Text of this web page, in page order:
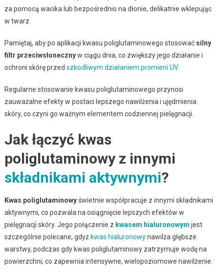
za pomocą wacika lub bezpośrednio na dłonie, delikatnie wklepując
w twarz.
Pamiętaj, aby po aplikacji kwasu poliglutaminowego stosować silny
filtr przeciwsłonecznyw ciągu dnia, co zwiększy jego działanie i
ochroni skórę przed szkodliwym działaniem promieni UV.
Regularne stosowanie kwasu poliglutaminowego przynosi
zauważalne efekty w postaci lepszego nawilżenia i ujędrnienia
skóry, co czyni go ważnym elementem codziennej pielęgnacji.
Jak łączyć kwas
poliglutaminowy z innymi
składnikami aktywnymi?
Kwas poliglutaminowyświetnie współpracuje z innymi składnikami
aktywnymi, co pozwala na osiągnięcie lepszych efektów w
pielęgnacji skóry. Jego połączenie z kwasem hialuronowym jest
szczególnie polecane, gdyżkwas hialuronowynawilża głębsze
warstwy, podczas gdy kwas poliglutaminowy zatrzymuje wodę na
powierzchni, co zapewnia intensywne, wielopoziomowe nawilżenie.